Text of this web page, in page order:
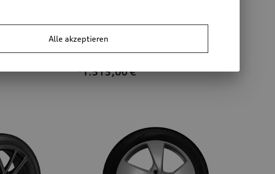
*1.315,00€
Alle akzeptieren